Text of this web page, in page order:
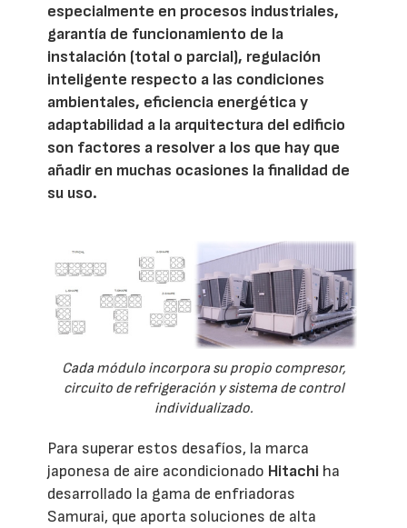
especialmente en procesos industriales,
garantía de funcionamiento de la
instalación (total o parcial), regulación
inteligente respecto a las condiciones
ambientales, eficiencia energética y
adaptabilidad a la arquitectura del edificio
son factores a resolver a los que hay que
añadir en muchas ocasiones la finalidad de
su uso.
Cada módulo incorpora su propio compresor,
circuito de refrigeración y sistema de control
individualizado.
Para superar estos desafíos, la marca
japonesa de aire acondicionado Hitachi ha
desarrollado la gama de enfriadoras
Samurai, que aporta soluciones de alta